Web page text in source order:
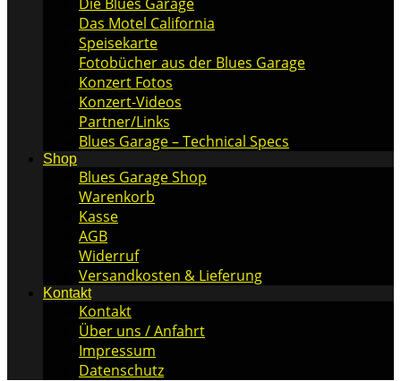
Das Motel California
Speisekarte
Fotobücher aus der Blues Garage
Konzert Fotos
Konzert-Videos
Partner/Links
Blues Garage – Technical Specs
Shop
Blues Garage Shop
Warenkorb
Kasse
AGB
Widerruf
Versandkosten & Lieferung
Kontakt
Kontakt
Über uns / Anfahrt
Impressum
Datenschutz